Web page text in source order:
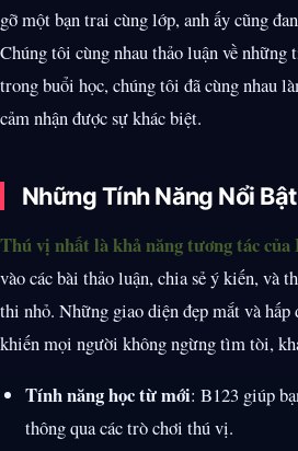
gỡ một bạn trai cùng lớp, anh ấy cũng
Chúng tôi cùng nhau thảo luận về những
trong buổi học, chúng tôi đã cùng nhau
cảm nhận được sự khác biệt.
Những Tính Năng Nổi Bật
Thú vị nhất là khả năng tương tác của
vào các bài thảo luận, chia sẻ ý kiến, và
thi nhỏ. Những giao diện đẹp mắt và hấp
khiến mọi người không ngừng tìm tòi,
Tính năng học từ mới: B123 giúp
thông qua các trò chơi thú vị.